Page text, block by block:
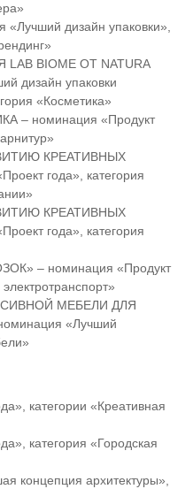
дизайн упаковки»,
BIOME ОТ NATURA
дизайн упаковки
«Косметика»
– номинация «Продукт
КРЕАТИВНЫХ
года», категория
КРЕАТИВНЫХ
года», категория
– номинация «Продукт
МЕБЕЛИ ДЛЯ
«Лучший
категории «Креативная
категория «Городская
концепция архитектуры»,